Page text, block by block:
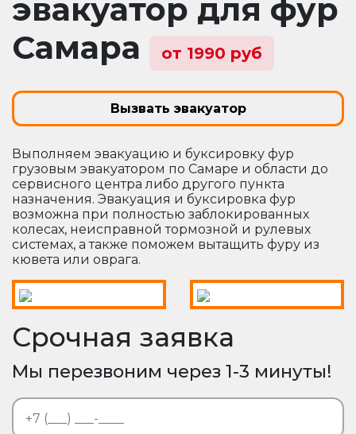
эвакуатор для фур
Самара
от 1990 руб
Вызвать эвакуатор
Выполняем эвакуацию и буксировку фур
грузовым эвакуатором по Самаре и области до
сервисного центра либо другого пункта
назначения. Эвакуация и буксировка фур
возможна при полностью заблокированных
колесах, неисправной тормозной и рулевых
системах, а также поможем вытащить фуру из
кювета или оврага.
Срочная заявка
Мы перезвоним через 1-3 минуты!